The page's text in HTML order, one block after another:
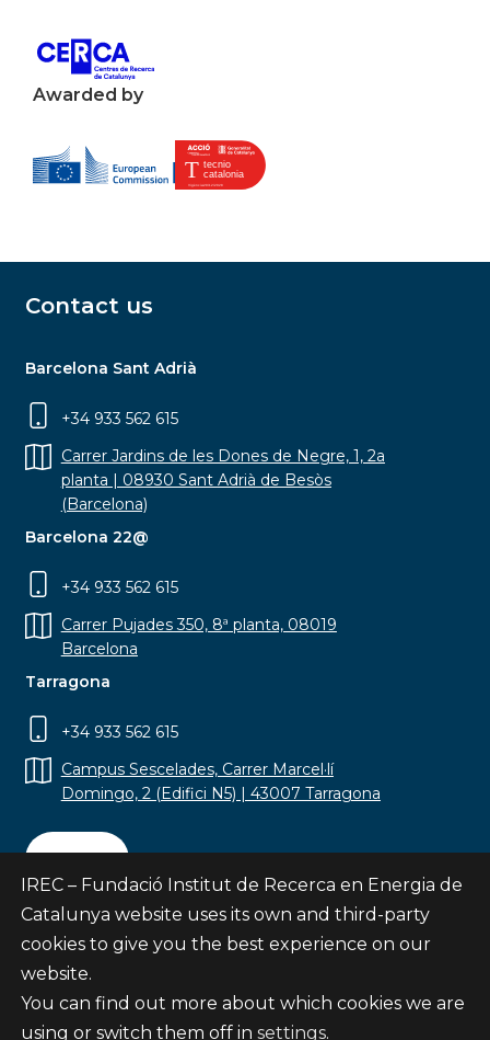
Awarded by
Contact us
Barcelona Sant Adrià
+34 933 562 615
Carrer Jardins de les Dones de Negre, 1, 2a
planta | 08930 Sant Adrià de Besòs
(Barcelona)
Barcelona 22@
+34 933 562 615
Carrer Pujades 350, 8ª planta, 08019
Barcelona
Tarragona
+34 933 562 615
Campus Sescelades, Carrer Marcel·lí
Domingo, 2 (Edifici N5) | 43007 Tarragona
Contact
Subscribe
© Fundació Institut de Recerca en Energia de
IREC – Fundació Institut de Recerca en Energia de
Catalunya website uses its own and third-party
cookies to give you the best experience on our
website.
You can find out more about which cookies we are
using or switch them off in settings.